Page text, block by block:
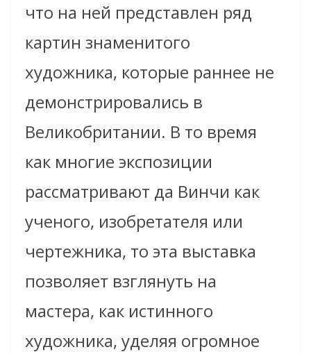
что на ней представлен ряд
картин знаменитого
художника, которые раннее не
демонстрировались в
Великобритании. В то время
как многие экспозиции
рассматривают да Винчи как
ученого, изобретателя или
чертежника, то эта выставка
позволяет взглянуть на
мастера, как истинного
художника, уделяя огромное